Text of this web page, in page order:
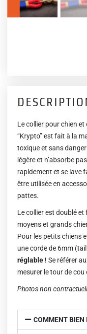
Le collier pour chien
“Krypto” est fait à la
toxique et sans
légère et n’absorbe
rapidement et se lave
être utilisée en
pattes.
Le collier est doublé
moyens et grands
Pour les petits chiens
une corde de 6mm
réglable ! Se référer
mesurer le tour de
Photos non
COMMENT BIEN